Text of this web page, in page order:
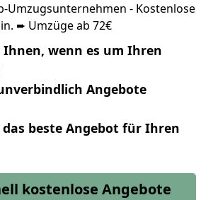
Umzugsunternehmen - Kostenlose
➨ Umzüge ab 72€
wenn es um Ihren
Angebote
das beste Angebot für Ihren
kostenlose Angebote